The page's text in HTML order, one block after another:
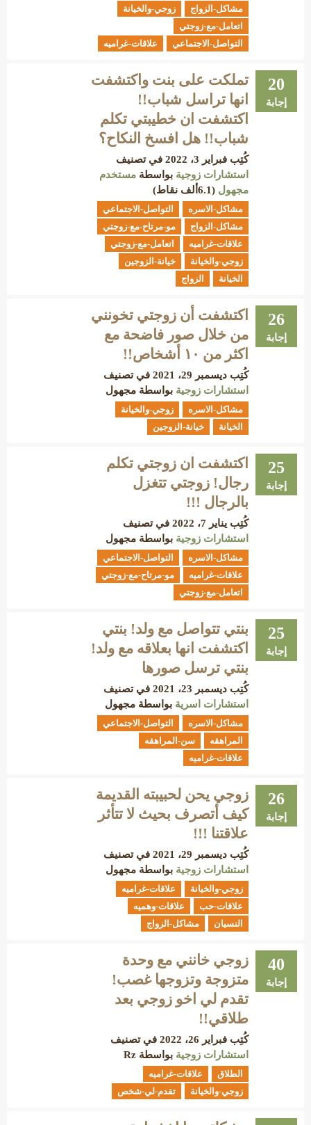
مشاكل-الزواج
زوجي-والخيانة
اتعامل-مع-زوجتي
التواصل-الاجتماعي
علاقات-غراميه
20
إجابة
تملكت على بنت واكتشفت
انها تراسل شباب!!
اكتشفت ان خطيبتي تكلم
شباب!! هل افسخ النكاح؟
كُتِب فبراير 3، 2022
في تصنيف
استشارات زوجية بواسطة مستخدم
مجهول (6.1ألف نقاط)
مشاكل-الاسره
التواصل-الاجتماعي
مشاكل-الزواج
مو-مرتاح-مع-زوجتي
علاقات-غراميه
اتعامل-مع-زوجتي
زوجي-والخيانة
خيانة-الزوجين
الخيانة
الزواج
26
إجابة
اكتشفت أن زوجتي تخونني
من خلال صور فاضحة مع
اكثر من ١٠ أشخاص!!
كُتِب ديسمبر 29، 2021
في تصنيف
استشارات زوجية بواسطة مجهول
مشاكل-الاسره
زوجي-والخيانة
الخيانة
خيانة-الزوجين
25
إجابة
اكتشفت ان زوجتي تكلم
رجال! زوجتي تتغزل
بالرجال !!!
كُتِب يناير 7، 2022
في تصنيف
استشارات زوجية بواسطة مجهول
مشاكل-الاسره
التواصل-الاجتماعي
علاقات-غراميه
مو-مرتاح-مع-زوجتي
اتعامل-مع-زوجتي
25
إجابة
بنتي تتواصل مع ولد! بنتي
اكتشفت انها بعلاقه مع ولد!
بنتي ترسل صورها
كُتِب ديسمبر 23، 2021
في تصنيف
استشارات اسرية بواسطة مجهول
مشاكل-الاسره
التواصل-الاجتماعي
المراهقه
سن-المراهقه
علاقات-غراميه
26
إجابة
زوجي يحن لحبيبته القديمة
كيف أتصرف بحيث لا تتأثر
علاقتنا !!!
كُتِب ديسمبر 29، 2021
في تصنيف
استشارات زوجية بواسطة مجهول
زوجي-والخيانة
علاقات-غراميه
علاقات-حب
علاقات-وهميه
النسيان
مشاكل-الزواج
40
إجابة
زوجي خانني مع وحدة
متزوجة وتزوجها غصب!
تقدم لي اخو زوجي بعد
طلاقي!!
كُتِب فبراير 26، 2022
في تصنيف
استشارات زوجية بواسطة Rz
الطلاق
علاقات-غراميه
زوجي-والخيانة
تقدم-لي-شخص